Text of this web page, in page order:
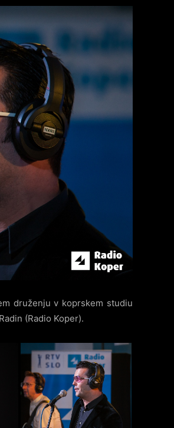
druženju v koprskem studiu
(Radio Koper).